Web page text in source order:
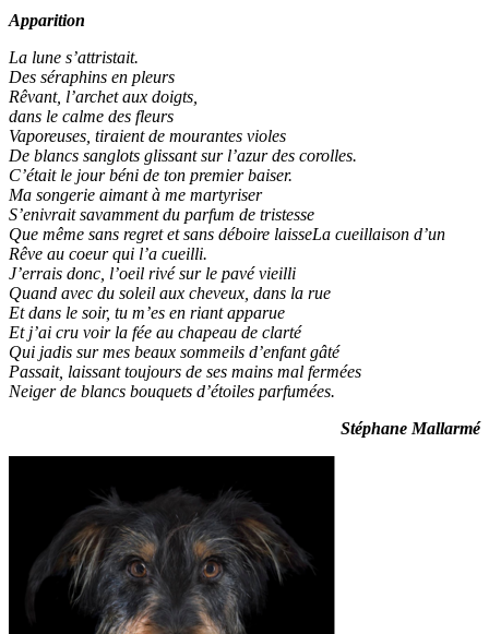
Apparition
La lune s’attristait.
Des séraphins en pleurs
Rêvant, l’archet aux doigts,
dans le calme des fleurs
Vaporeuses, tiraient de mourantes violes
De blancs sanglots glissant sur l’azur des corolles.
C’était le jour béni de ton premier baiser.
Ma songerie aimant à me martyriser
S’enivrait savamment du parfum de tristesse
Que même sans regret et sans déboire laisseLa cueillaison d’un
Rêve au coeur qui l’a cueilli.
J’errais donc, l’oeil rivé sur le pavé vieilli
Quand avec du soleil aux cheveux, dans la rue
Et dans le soir, tu m’es en riant apparue
Et j’ai cru voir la fée au chapeau de clarté
Qui jadis sur mes beaux sommeils d’enfant gâté
Passait, laissant toujours de ses mains mal fermées
Neiger de blancs bouquets d’étoiles parfumées.
Stéphane Mallarmé